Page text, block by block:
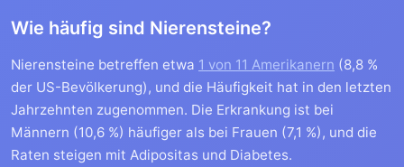
Wie häufig sind Nierensteine?
Nierensteine betreffen etwa 1 von 11 Amerikanern (8,8 %
der US-Bevölkerung), und die Häufigkeit hat in den letzten
Jahrzehnten zugenommen. Die Erkrankung ist bei
Männern (10,6 %) häufiger als bei Frauen (7,1 %), und die
Raten steigen mit Adipositas und Diabetes.